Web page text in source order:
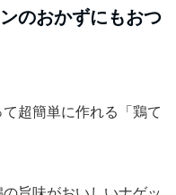
のおかずにもおつ
超簡単に作れる「鶏て